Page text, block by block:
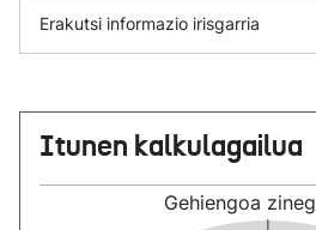
Erakutsi informazio irisgarria
Itunen kalkulagailua
Gehiengoa